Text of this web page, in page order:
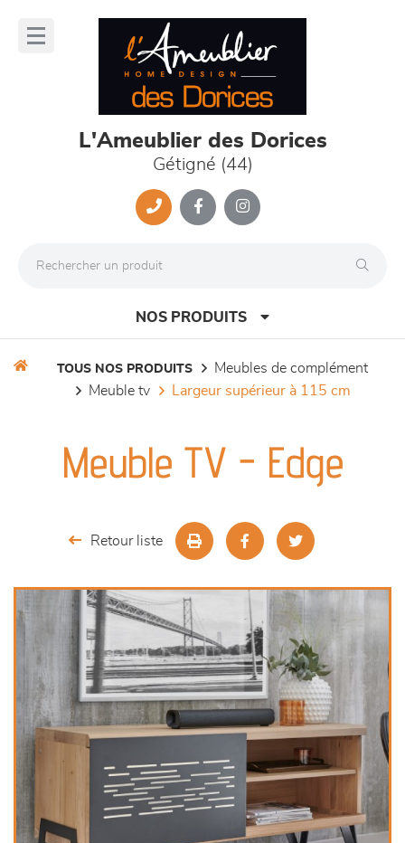
L'Ameublier des Dorices
Gétigné (44)
NOS PRODUITS
séjours
chambres et dressing
outdoor
décoration
TOUS NOS PRODUITS
meubles de complément
meuble tv
largeur supérieur à 115 cm
Meuble TV - Edge
Retour liste